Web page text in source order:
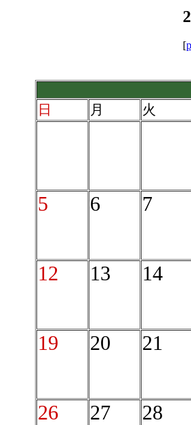
[
日 月 火
5 6 7
12 13 14
19 20 21
26 27 28